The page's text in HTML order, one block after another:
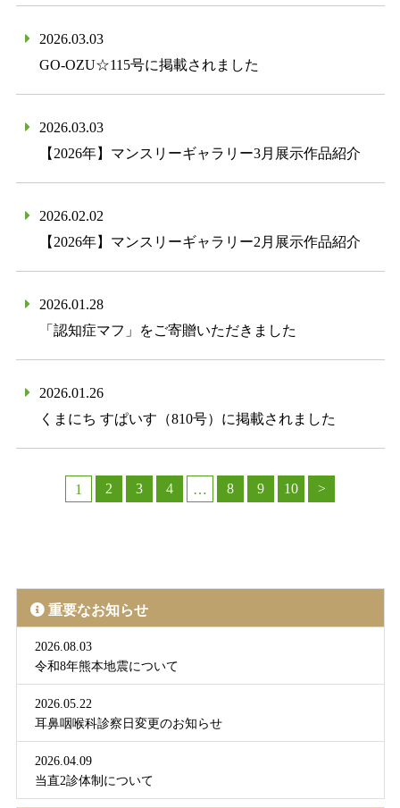
2026.03.03
GO-OZU☆115号に掲載されました
2026.03.03
【2026年】マンスリーギャラリー3月展示作品紹介
2026.02.02
【2026年】マンスリーギャラリー2月展示作品紹介
2026.01.28
「認知症マフ」をご寄贈いただきました
2026.01.26
くまにち すぱいす（810号）に掲載されました
1 2 3 4 … 8 9 10 >
重要なお知らせ
2026.08.03
令和8年熊本地震について
2026.05.22
耳鼻咽喉科診察日変更のお知らせ
2026.04.09
当直2診体制について